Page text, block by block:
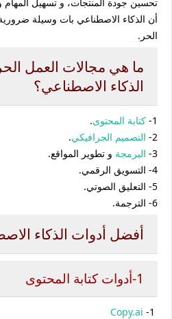
أن الذكاء الاصطناعي بات وسيلة
الحر.
ما هي مجالات العمل
الذكاء الاصطناعي؟
1- كتابة المحتوى.
2- التصميم الجرافيكي.
3- البرمجة و تطوير المواقع.
4- التسويق الرقمي.
5- التعليق الصوتي.
6- الترجمة.
أفضل أدوات الذكاء
1-أدوات كتابة المحتوى
Copy.ai -1